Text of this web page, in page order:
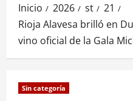
Inicio 2026 st
21
Rioja Alavesa brilló en
vino oficial de la Gala
Sin categoría